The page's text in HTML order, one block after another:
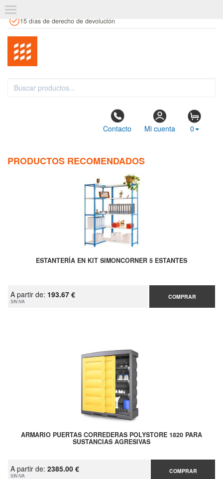
15 días de derecho de devolución
Contacto Mi cuenta 0
PRODUCTOS RECOMENDADOS
ESTANTERÍA EN KIT SIMONCORNER 5 ESTANTES
A partir de: 193.67 €
SIN IVA
COMPRAR
ARMARIO PUERTAS CORREDERAS POLYSTORE 1820 PARA
SUSTANCIAS AGRESIVAS
A partir de: 2385.00 €
SIN IVA
COMPRAR